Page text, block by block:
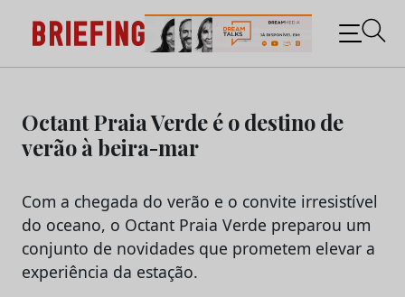
content
Briefing: Todas as notícias sobre os negócios do
Marketing e da Publicidade
Octant Praia Verde é o destino de
verão à beira-mar
Com a chegada do verão e o convite irresistível
do oceano, o Octant Praia Verde preparou um
conjunto de novidades que prometem elevar a
experiência da estação.